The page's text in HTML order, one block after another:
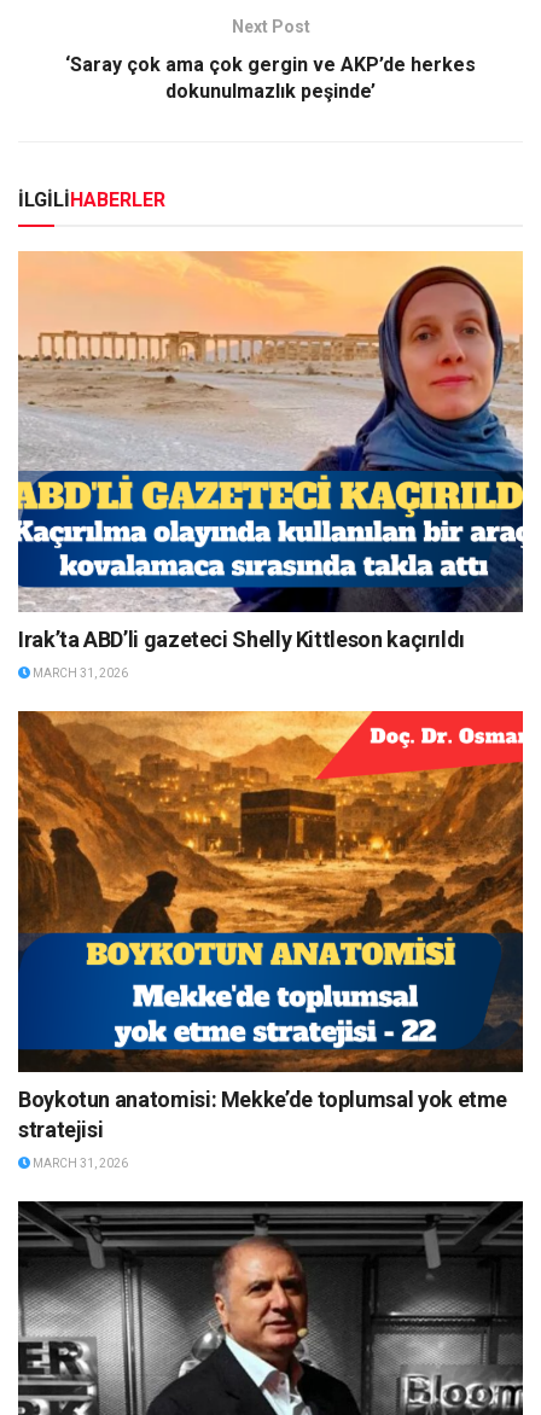
Next Post
‘Saray çok ama çok gergin ve AKP’de herkes
dokunulmazlık peşinde’
İLGİLİ HABERLER
Irak’ta ABD’li gazeteci Shelly Kittleson kaçırıldı
MARCH 31, 2026
Boykotun anatomisi: Mekke’de toplumsal yok etme
stratejisi
MARCH 31, 2026